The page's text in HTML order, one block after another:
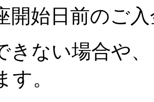
開始日前のご
きない場合や
す。